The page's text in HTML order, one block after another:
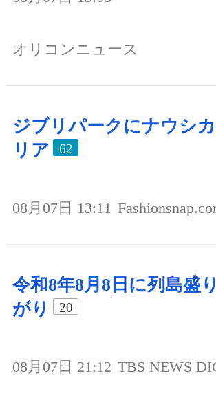
オリコンニュース
ジブリパークにナウシ
リア
62
08月07日 13:11
令和8年8月8日に列島盛
がり
20
08月07日 21:12 TBS NEWS